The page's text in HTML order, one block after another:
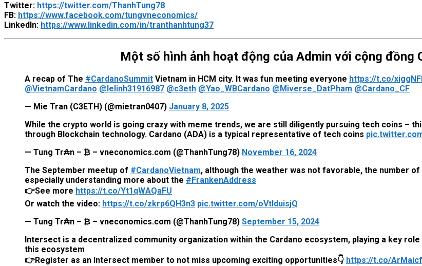
Twitter: https://twitter.com/ThanhTung78
FB: https://www.facebook.com/tungvneconomics/
LinkedIn: https://www.linkedin.com/in/tranthanhtung37
Một số hình ảnh hoạt động của Admin với cộng đồng
A recap of The #CardanoSummit Vietnam in HCM city. It was fun meeting everyone https://t.co/
@VietnamCardano @lelinh31916987 @c3eth @Yao_WBCardano @Miverse_DatPham @Cardano_CF
— Mie Tran (C3ETH) (@mietran0407) January 8, 2025
While the crypto world is going crazy with meme trends, we are still diligently pursuing tech coins –
through Blockchain technology. Cardano (ADA) is a typical representative of tech coins
— Tung Tr₳n – ₿ – vneconomics.com (@ThanhTung78) November 16, 2024
The September meetup of #CardanoVietnam, although the weather was not favorable, the number
especially understanding more about the #FrankenAddress
👉See more https://t.co/Yt1qWAQaFU
Or watch the video: https://t.co/zkrp6QH3n3 pic.twitter.com/oVtIduisjQ
— Tung Tr₳n – ₿ – vneconomics.com (@ThanhTung78) September 15, 2024
Intersect is a decentralized community organization within the Cardano ecosystem, playing a key
this ecosystem
👉Register as an Intersect member to not miss upcoming exciting opportunities👇 https://t.co/